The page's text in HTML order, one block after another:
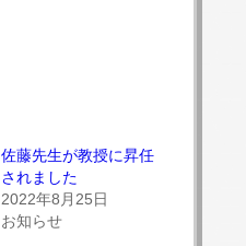
佐藤先生が教授に昇任
されました
2022年8月25日
お知らせ